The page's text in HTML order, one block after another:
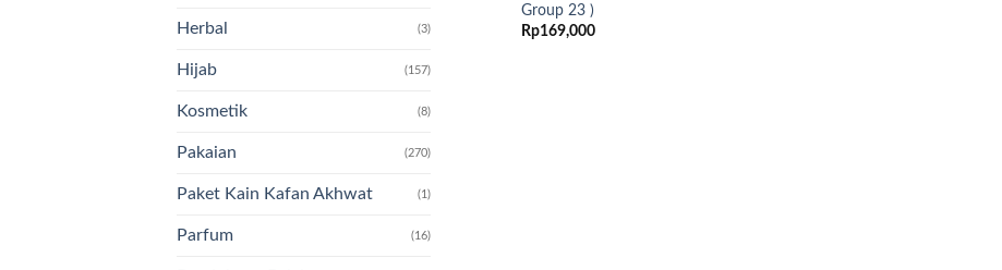
Herbal (3)
Hijab (157)
Kosmetik (8)
Pakaian (270)
Paket Kain Kafan Akhwat (1)
Parfum (16)
Group 23 )
Rp169,000